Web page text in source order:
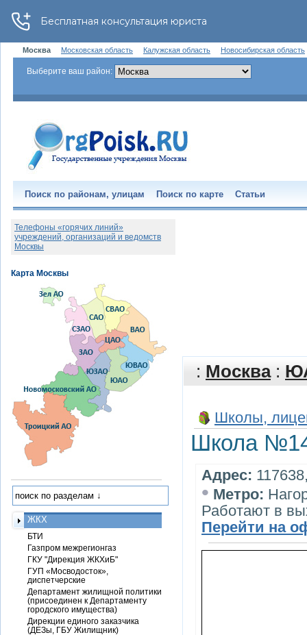
Москва Московская область Калужская область Новосибирская область
Выберите ваш район:
Поиск по районам, улицам Поиск по карте Статьи
: Москва:
Школы,
Школа
Адрес:
• Метро:
Работают в
Перейти на
Телефоны «горячих линий»
учреждений, организаций и ведомств
Москвы
ЖКХ
БТИ
Газпром межрегионгаз
ГКУ "Дирекция ЖКХиБ"
ГУП «Мосводосток»,
диспетчерские
Департамент жилищной политики
(присоединен к Департаменту
городского имущества)
Дирекции единого заказчика
(ДЕЗы, ГБУ Жилищник)